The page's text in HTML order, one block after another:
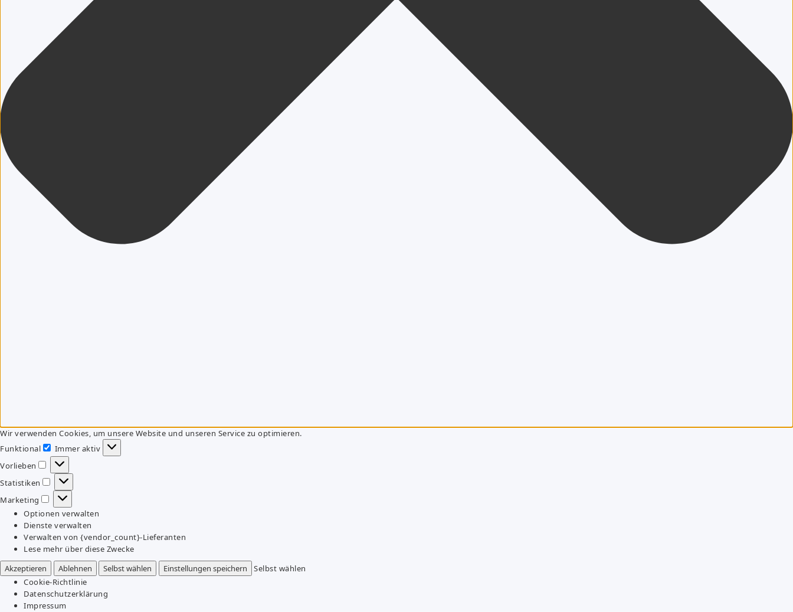
Wir verwenden Cookies, um unsere Website und unseren Service zu optimieren.
Funktional
Funktional
Immer aktiv
Vorlieben
Vorlieben
Statistiken
Statistiken
Marketing
Marketing
Optionen verwalten
Dienste verwalten
Verwalten von {vendor_count}-Lieferanten
Lese mehr über diese Zwecke
Akzeptieren
Ablehnen Selbst wählen Einstellungen speichern
Selbst wählen
Cookie-Richtlinie
Datenschutzerklärung
Impressum